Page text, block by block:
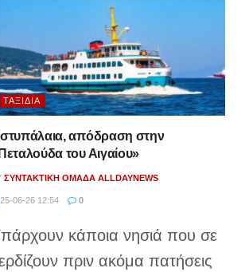
ΤΑΞΊΔΙΑ
απόδραση στην
του Αιγαίου»
ΣΥΝΤΑΚΤΙΚΉ ΟΜΆΔΑ ALLDAYNEWS
06-26 12:54 0
κάποια νησιά που σε
πριν ακόμα πατήσεις